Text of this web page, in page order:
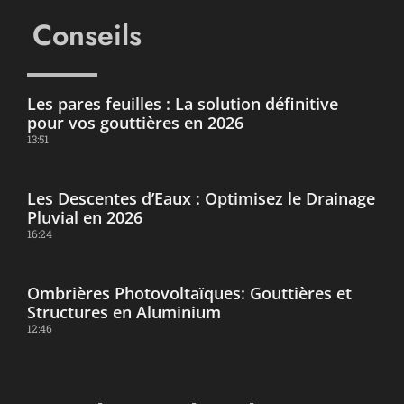
Conseils
Les pares feuilles : La solution définitive
pour vos gouttières en 2026
13:51
Les Descentes d’Eaux : Optimisez le Drainage
Pluvial en 2026
16:24
Ombrières Photovoltaïques: Gouttières et
Structures en Aluminium
12:46